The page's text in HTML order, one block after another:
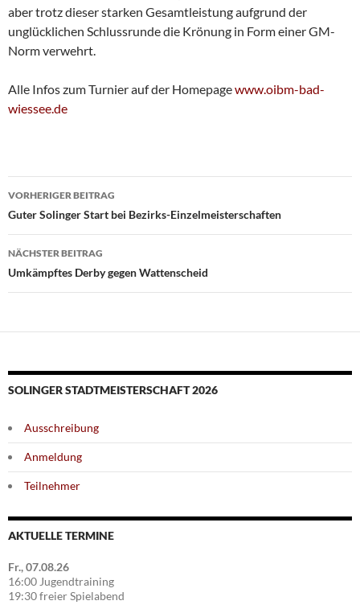
aber trotz dieser starken Gesamtleistung aufgrund der
unglücklichen Schlussrunde die Krönung in Form einer GM-
Norm verwehrt.
Alle Infos zum Turnier auf der Homepagewww.oibm-bad-
wiessee.de
Beitragsnavigation
VORHERIGER BEITRAG
Guter Solinger Start bei Bezirks-Einzelmeisterschaften
NÄCHSTER BEITRAG
Umkämpftes Derby gegen Wattenscheid
SOLINGER STADTMEISTERSCHAFT 2026
Ausschreibung
Anmeldung
Teilnehmer
AKTUELLE TERMINE
Fr., 07.08.26
16:00 Jugendtraining
19:30 freier Spielabend